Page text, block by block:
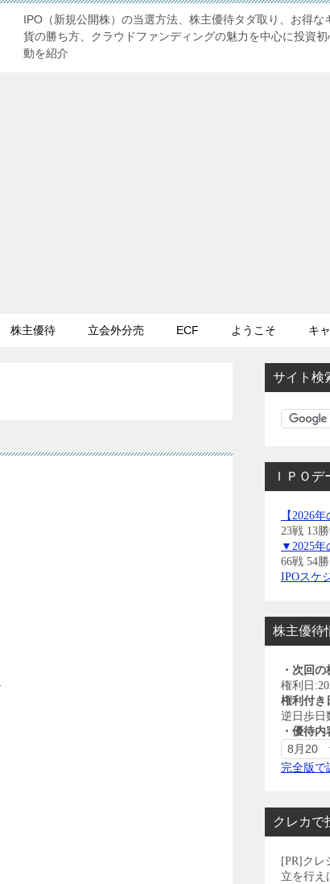
IPO（新規公開株）の当選方法、株主優待タダ取り、お得な
貨の勝ち方、クラウドファンディングの魅力を中心に投資
動を紹介
株主優待 立会外分売 ECF ようこそ キ
サイト検
ＩＰＯデ
【2026
23戦 13
▼2025年
66戦 54
IPOスケ
株主優待
・次回
権利日
権利付き
逆日歩日
・優待
完全版で
クレカで
[PR]クレ
立を行え